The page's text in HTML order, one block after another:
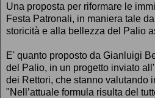
Una proposta per riformare le
Festa Patronali, in maniera tale
storicità e alla bellezza del Palio
E' quanto proposto da Gianluigi
del Palio, in un progetto inviato
dei Rettori, che stanno valutando
"Nell’attuale formula risulta del